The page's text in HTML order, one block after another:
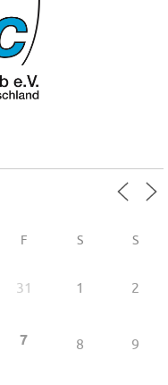
F S S
31 1 2
7 8 9